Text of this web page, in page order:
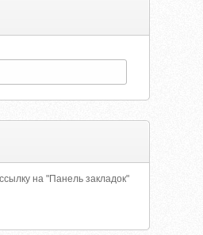
на "Панель закладок"